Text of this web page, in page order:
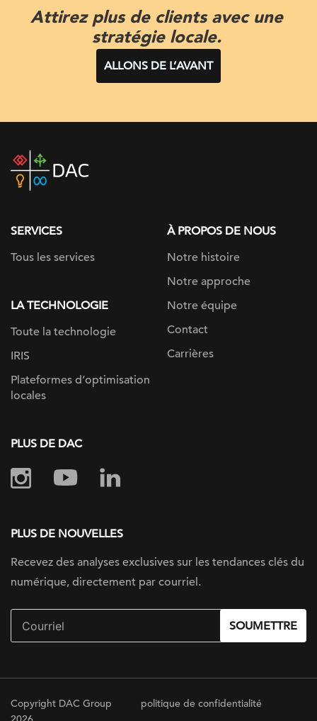
Attirez plus de clients avec une
stratégie locale.
ALLONS DE L’AVANT
DAC
home
SERVICES
Tous les services
LA TECHNOLOGIE
Toute la technologie
IRIS
Plateformes d’optimisation
locales
À PROPOS DE NOUS
Notre histoire
Notre approche
Notre équipe
Contact
Carrières
PLUS DE DAC
PLUS DE NOUVELLES
Recevez des analyses exclusives sur les tendances clés du
numérique, directement par courriel.
SOUMETTRE
Copyright DAC Group
politique de confidentialité